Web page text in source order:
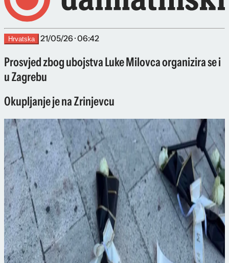
Hrvatska 21/05/26 · 06:42
Prosvjed zbog ubojstva Luke Milovca organizira se i
u Zagrebu
Okupljanje je na Zrinjevcu